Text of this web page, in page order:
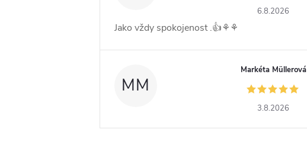
6.8.2026
Jako vždy spokojenost .👍⚘️⚘️
MM
Markéta Müllerová
3.8.2026